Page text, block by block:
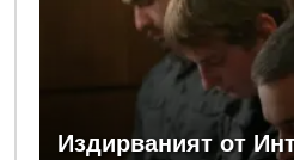
Издирваният от